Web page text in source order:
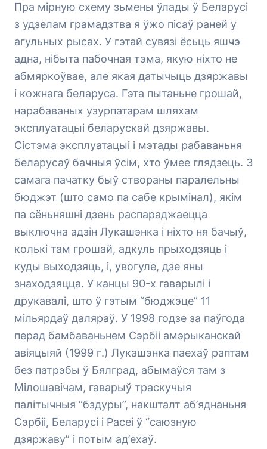
Пра мірную схему зьмены ўлады ў Беларусі
з удзелам грамадзтва я ўжо пісаў раней у
агульных рысах. У гэтай сувязі ёсьць яшчэ
адна, нібыта пабочная тэма, якую ніхто не
абмяркоўвае, але якая датычыць дзяржавы
і кожнага беларуса. Гэта пытаньне грошай,
нарабаваных узурпатарам шляхам
эксплуатацыі беларускай дзяржавы.
Сістэма эксплуатацыі і мэтады рабаваньня
беларусаў бачныя ўсім, хто ўмее глядзець. З
самага пачатку быў створаны паралельны
бюджэт (што само па сабе крымінал), якім
па сёньняшні дзень распараджаецца
выключна адзін Лукашэнка і ніхто ня бачыў,
колькі там грошай, адкуль прыходзяць і
куды выходзяць, і, увогуле, дзе яны
знаходзяцца. У канцы 90-х гаварылі і
друкавалі, што ў гэтым “бюджэце” 11
мільярдаў даляраў. У 1998 годзе за паўгода
перад бамбаваньнем Сэрбіі амэрыканскай
авіяцыяй (1999 г.) Лукашэнка паехаў раптам
без патрэбы ў Бялград, абымаўся там з
Мілошавічам, гаварыў траскучыя
палітычныя “бздуры”, накшталт аб’яднаньня
Сэрбіі, Беларусі і Расеі ў “саюзную
дзяржаву” і потым ад’ехаў.